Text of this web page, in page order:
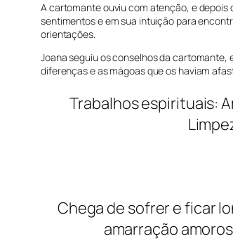
A cartomante ouviu com atenção, e depois
sentimentos e em sua intuição para
orientações.
Joana seguiu os conselhos da
diferenças e as mágoas que os haviam
Trabalhos espirituais:
Chega de sofrer e ficar
amarração